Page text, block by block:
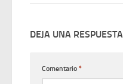
DEJA UNA RESPUESTA
Comentario *